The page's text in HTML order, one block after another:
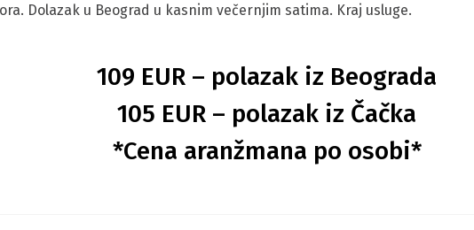
Dolazak u Beograd u kasnim večernjim satima. Kraj usluge.
109 EUR – polazak iz Beograda
105 EUR – polazak iz Čačka
*Cena aranžmana po osobi*